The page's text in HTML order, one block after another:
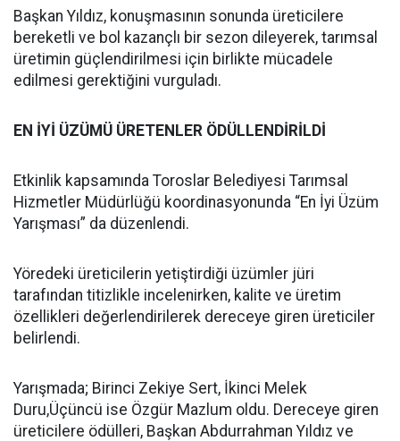
Başkan Yıldız, konuşmasının sonunda üreticilere
bereketli ve bol kazançlı bir sezon dileyerek, tarımsal
üretimin güçlendirilmesi için birlikte mücadele
edilmesi gerektiğini vurguladı.
EN İYİ ÜZÜMÜ ÜRETENLER ÖDÜLLENDİRİLDİ
Etkinlik kapsamında Toroslar Belediyesi Tarımsal
Hizmetler Müdürlüğü koordinasyonunda “En İyi Üzüm
Yarışması” da düzenlendi.
Yöredeki üreticilerin yetiştirdiği üzümler jüri
tarafından titizlikle incelenirken, kalite ve üretim
özellikleri değerlendirilerek dereceye giren üreticiler
belirlendi.
Yarışmada; Birinci Zekiye Sert, İkinci Melek
Duru,Üçüncü ise Özgür Mazlum oldu. Dereceye giren
üreticilere ödülleri, Başkan Abdurrahman Yıldız ve